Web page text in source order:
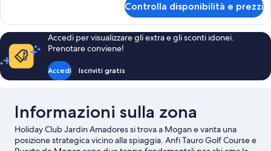
view
Bedroom
Apartment
sea
view
Controlla disponibilità e prezzi
Accedi per visualizzare gli extra e gli sconti idonei.
Prenotare conviene!
Accedi Iscriviti gratis
Informazioni sulla zona
Holiday Club Jardin Amadores si trova a Mogan e vanta una
posizione strategica vicino alla spiaggia. Anfi Tauro Golf Course e